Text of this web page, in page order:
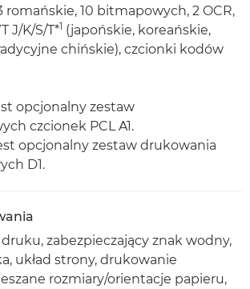
romańskie, 10 bitmapowych, 2 OCR,
J/K/S/T*1 (japońskie, koreańskie,
chińskie), czcionki kodów
opcjonalny zestaw
czcionek PCL A1.
opcjonalny zestaw drukowania
D1.
zabezpieczający znak wodny,
układ strony, drukowanie
rozmiary/orientacje papieru,